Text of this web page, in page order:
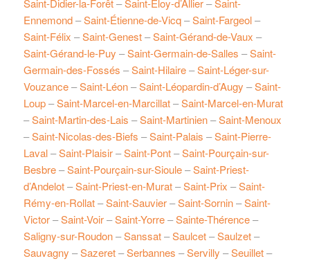
Saint-Didier-la-Forêt–Saint-Éloy-d’Allier–Saint-
Ennemond–Saint-Étienne-de-Vicq–Saint-Fargeol–
Saint-Félix –Saint-Genest–Saint-Gérand-de-Vaux –
Saint-Gérand-le-Puy –Saint-Germain-de-Salles –Saint-
Germain-des-Fossés –Saint-Hilaire–Saint-Léger-sur-
Vouzance–Saint-Léon–Saint-Léopardin-d’Augy –Saint-
Loup–Saint-Marcel-en-Marcillat–Saint-Marcel-en-Murat
–Saint-Martin-des-Lais –Saint-Martinien–Saint-Menoux
–Saint-Nicolas-des-Biefs –Saint-Palais –Saint-Pierre-
Laval–Saint-Plaisir–Saint-Pont–Saint-Pourçain-sur-
Besbre–Saint-Pourçain-sur-Sioule–Saint-Priest-
d’Andelot–Saint-Priest-en-Murat–Saint-Prix –Saint-
Rémy-en-Rollat–Saint-Sauvier–Saint-Sornin–Saint-
Victor–Saint-Voir–Saint-Yorre–Sainte-Thérence–
Saligny-sur-Roudon–Sanssat–Saulcet–Saulzet–
Sauvagny –Sazeret–Serbannes –Servilly –Seuillet–